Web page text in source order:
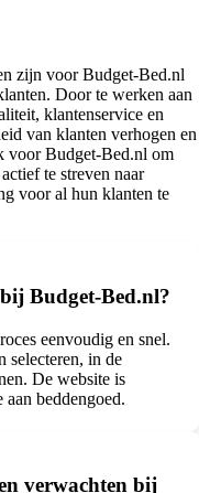
zijn voor Budget-Bed.nl
Door te werken aan
klantenservice en
van klanten verhogen en
voor Budget-Bed.nl om
te streven naar
voor al hun klanten te
Budget-Bed.nl?
eenvoudig en snel.
selecteren, in de
De website is
beddengoed.
verwachten bij